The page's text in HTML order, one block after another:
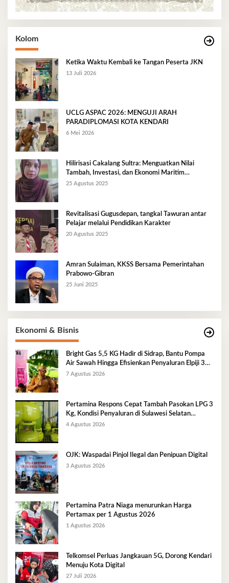
Kolom
Ketika Waktu Kembali ke Tangan Peserta JKN
13 Juli 2026
UCLG ASPAC 2026: MENGUJI ARAH
PARADIPLOMASI KOTA KENDARI
6 Mei 2026
Hilirisasi Cakalang Sultra: Menguatkan Nilai
Tambah, Investasi, dan Ekonomi Maritim
Berkelanjutan
25 Agustus 2025
Revitalisasi Gugusdepan, tangkal Tawuran antar
Pelajar melalui Pendidikan Karakter
20 Agustus 2025
Amran Sulaiman, KKSS Bersama Pemerintahan
Prabowo-Gibran
25 Juni 2025
Ekonomi & Bisnis
Bright Gas 5,5 KG Hadir di Sidrap, Bantu Pompa
Air Sawah Hingga Efisienkan Penyaluran Elpiji 3
Kg
7 Agustus 2026
Pertamina Respons Cepat Tambah Pasokan LPG 3
Kg, Kondisi Penyaluran di Sulawesi Selatan
Berlangsung Kondusif
4 Agustus 2026
OJK: Waspadai Pinjol Ilegal dan Penipuan Digital
3 Agustus 2026
Pertamina Patra Niaga menurunkan Harga
Pertamax per 1 Agustus 2026
1 Agustus 2026
Telkomsel Perluas Jangkauan 5G, Dorong Kendari
Menuju Kota Digital
27 Juli 2026